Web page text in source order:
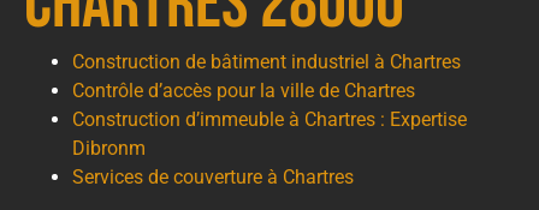
Construction de bâtiment industriel à Chartres
Contrôle d’accès pour la ville de Chartres
Construction d’immeuble à Chartres : Expertise
Dibronm
Services de couverture à Chartres